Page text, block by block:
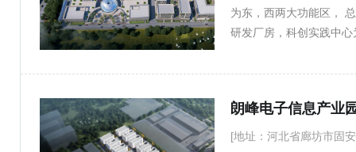
为东，西两大功能区，
研发厂房，科创实践中
发、实验、办公和会晤
活，能满足不同企业及
朗峰电子信息产业
[地址：河北省廊坊市固